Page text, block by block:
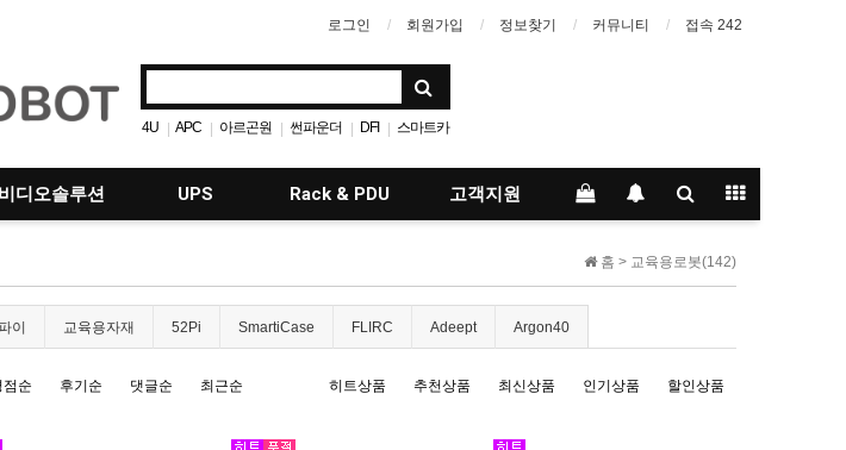
로그인 회원가입 정보찾기 커뮤니티 접속 242
4U | APC | 아르곤원 | 썬파운더 | DFI | 스마트카
비디오솔루션 UPS Rack & PDU 고객지원
홈 > 교육용로봇(142)
이 교육용자재 52Pi SmartiCase FLIRC Adeept Argon40
점순 후기순 댓글순 최근순 히트상품 추천상품 최신상품 인기상품 할인상품